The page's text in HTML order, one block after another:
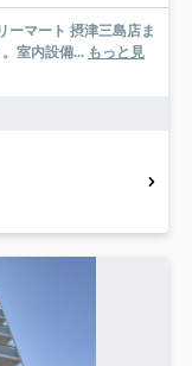
ーマート 摂津三島店ま
室内設備... もっと見